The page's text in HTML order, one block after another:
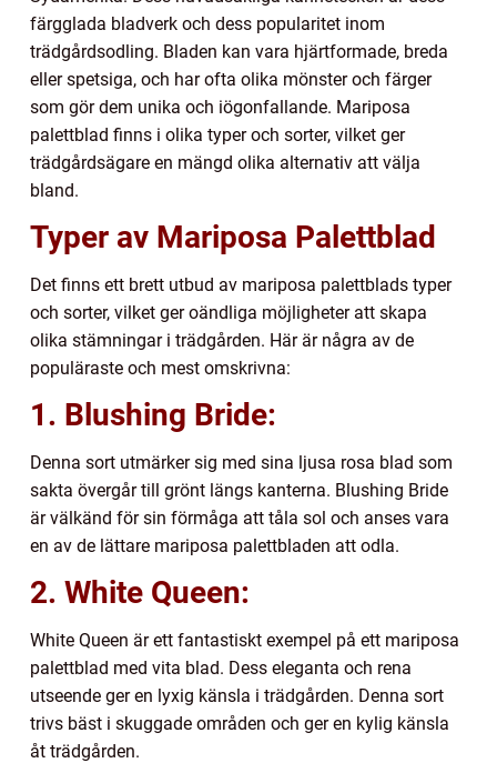
färgglada bladverk och dess popularitet inom
trädgårdsodling. Bladen kan vara hjärtformade, breda
eller spetsiga, och har ofta olika mönster och färger
som gör dem unika och iögonfallande. Mariposa
palettblad finns i olika typer och sorter, vilket ger
trädgårdsägare en mängd olika alternativ att välja
bland.
Typer av Mariposa Palettblad
Det finns ett brett utbud av mariposa palettblads typer
och sorter, vilket ger oändliga möjligheter att skapa
olika stämningar i trädgården. Här är några av de
populäraste och mest omskrivna:
1. Blushing Bride:
Denna sort utmärker sig med sina ljusa rosa blad som
sakta övergår till grönt längs kanterna. Blushing Bride
är välkänd för sin förmåga att tåla sol och anses vara
en av de lättare mariposa palettbladen att odla.
2. White Queen:
White Queen är ett fantastiskt exempel på ett mariposa
palettblad med vita blad. Dess eleganta och rena
utseende ger en lyxig känsla i trädgården. Denna sort
trivs bäst i skuggade områden och ger en kylig känsla
åt trädgården.